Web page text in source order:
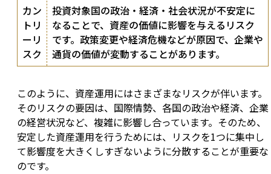
カン
トリ
ーリ
スク
投資対象国の政治・経済・社会状況が不安定に
なることで、資産の価値に影響を与えるリスク
です。政策変更や経済危機などが原因で、企業や
通貨の価値が変動することがあります。
このように、資産運用にはさまざまなリスクが伴います。
そのリスクの要因は、国際情勢、各国の政治や経済、企業
の経営状況など、複雑に影響し合っています。そのため、
安定した資産運用を行うためには、リスクを1つに集中し
て影響度を大きくしすぎないように分散することが重要な
のです。